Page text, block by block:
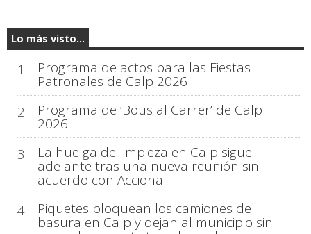
Lo más visto...
1 Programa de actos para las Fiestas
Patronales de Calp 2026
2
Programa de ‘Bous al Carrer’ de Calp
2026
3
La huelga de limpieza en Calp sigue
adelante tras una nueva reunión sin
acuerdo con Acciona
4
Piquetes bloquean los camiones de
basura en Calp y dejan al municipio sin